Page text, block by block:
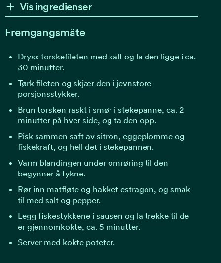
Vis ingredienser
Fremgangsmåte
Dryss torskefileten med salt og la den ligge i ca.
30 minutter.
Tørk fileten og skjær den i jevnstore
porsjonsstykker.
Brun torsken raskt i smør i stekepanne, ca. 2
minutter på hver side, og ta den opp.
Pisk sammen saft av sitron, eggeplomme og
fiskekraft, og hell det i stekepannen.
Varm blandingen under omrøring til den
begynner å tykne.
Rør inn matfløte og hakket estragon, og smak
til med salt og pepper.
Legg fiskestykkene i sausen og la trekke til de
er gjennomkokte, ca. 5 minutter.
Server med kokte poteter.